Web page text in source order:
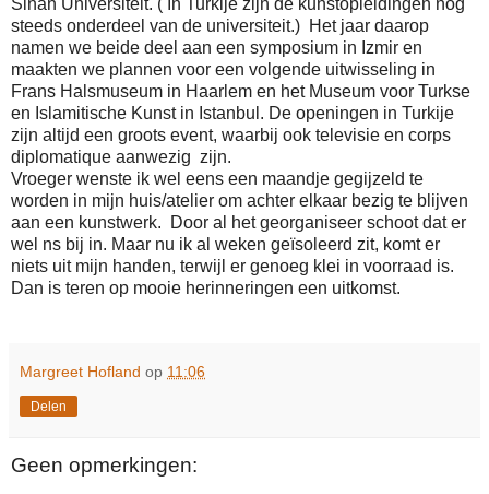
steeds onderdeel van de universiteit.) Het jaar daarop
namen we beide deel aan een symposium in Izmir en
maakten we plannen voor een volgende uitwisseling in
Frans Halsmuseum in Haarlem en het Museum voor Turkse
en Islamitische Kunst in Istanbul. De openingen in Turkije
zijn altijd een groots event, waarbij ook televisie en corps
diplomatique aanwezig zijn.
Vroeger wenste ik wel eens een maandje gegijzeld te
worden in mijn huis/atelier om achter elkaar bezig te blijven
aan een kunstwerk.
Door al het georganiseer schoot dat er
wel ns bij in. Maar nu ik al weken geïsoleerd zit, komt er
niets uit mijn handen, terwijl er genoeg klei in voorraad is.
Dan is teren op mooie herinneringen een uitkomst.
Margreet Hofland op 11:06
Delen
Geen opmerkingen: